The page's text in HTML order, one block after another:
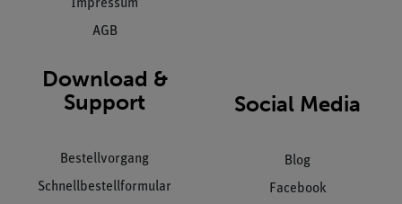
Impressum
AGB
Download &
Support
Bestellvorgang
Schnellbestellformular
Social Media
Blog
Facebook